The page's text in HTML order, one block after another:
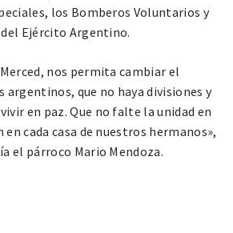
los Bomberos Voluntarios y
Ejército Argentino.
nos permita cambiar el
argentinos, que no haya divisiones y
en paz. Que no falte la unidad en
cada casa de nuestros hermanos»,
el párroco Mario Mendoza.